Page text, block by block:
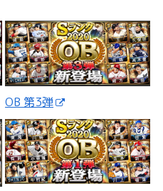
OB 第3弾